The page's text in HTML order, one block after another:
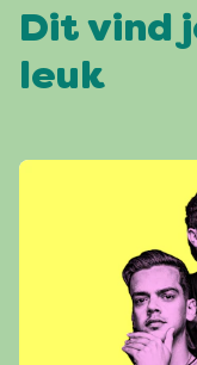
Dit vind
leuk